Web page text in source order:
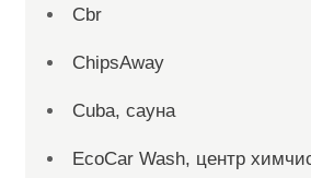
Cbr
ChipsAway
Cuba, сауна
EcoCar Wash, центр